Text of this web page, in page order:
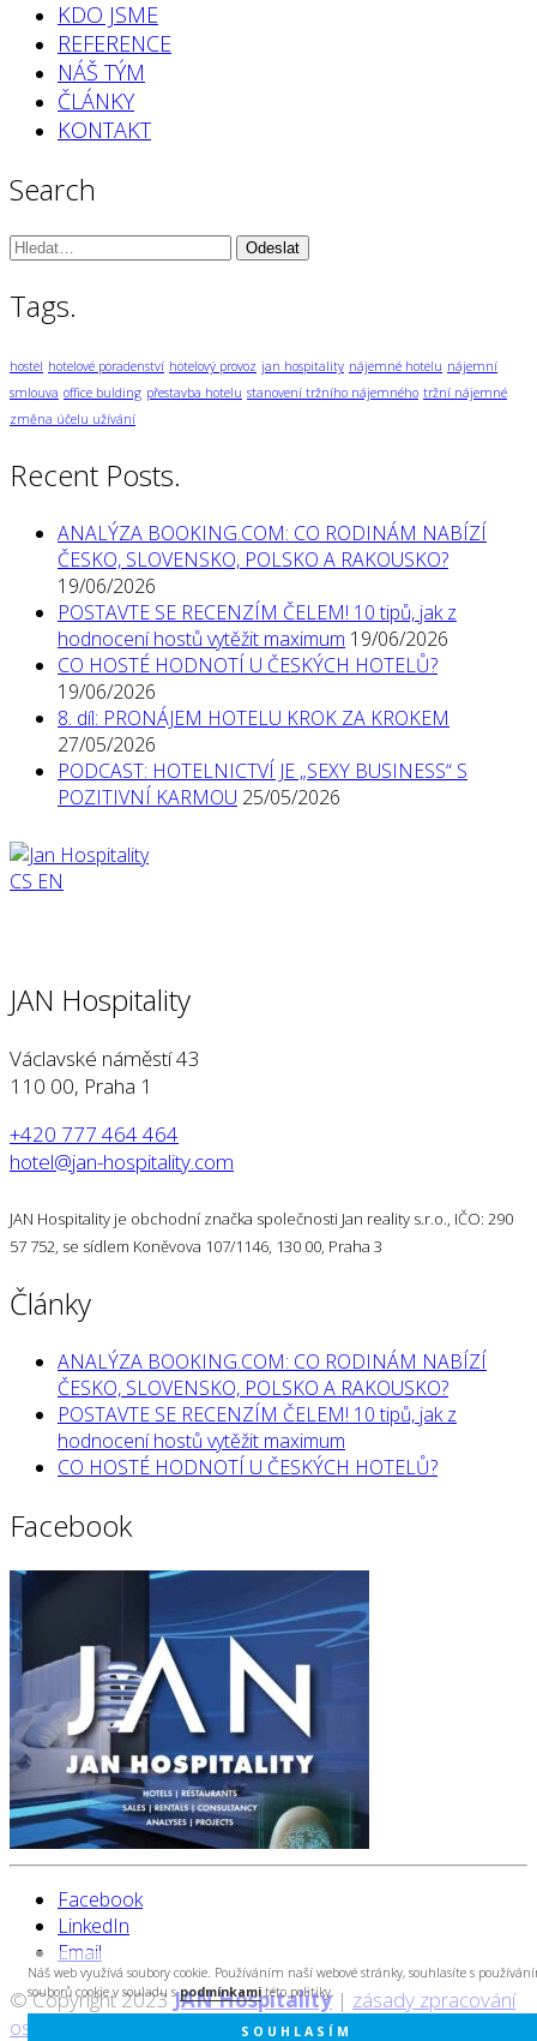
Náš web využívá soubory cookie. Používáním naší webové stránky, souhlasíte s
souborů cookie v souladu spodmínkamitéto politiky.
SOUHLASÍM
KDO JSME
REFERENCE
NÁŠ TÝM
ČLÁNKY
KONTAKT
Search
Vyhledávání:
Tags.
hostel hotelové poradenství hotelový provoz jan hospitality nájemné hotelu nájemní
smlouva office bulding přestavba hotelu stanovení tržního nájemného tržní nájemné
změna účelu užívání
Recent Posts.
ANALÝZA BOOKING.COM: CO RODINÁM NABÍZÍ
ČESKO, SLOVENSKO, POLSKO A RAKOUSKO?
19/06/2026
POSTAVTE SE RECENZÍM ČELEM! 10 tipů, jak z
hodnocení hostů vytěžit maximum 19/06/2026
CO HOSTÉ HODNOTÍ U ČESKÝCH HOTELŮ?
19/06/2026
8. díl: PRONÁJEM HOTELU KROK ZA KROKEM
27/05/2026
PODCAST: HOTELNICTVÍ JE „SEXY BUSINESS“ S
POZITIVNÍ KARMOU 25/05/2026
CS EN
JAN Hospitality
Václavské náměstí 43
110 00, Praha 1
+420 777 464 464
hotel@jan-hospitality.com
JAN Hospitality je obchodní značka společnosti Jan reality s.r.o., IČO: 290
57 752, se sídlem Koněvova 107/1146, 130 00, Praha 3
Články
ANALÝZA BOOKING.COM: CO RODINÁM NABÍZÍ
ČESKO, SLOVENSKO, POLSKO A RAKOUSKO?
POSTAVTE SE RECENZÍM ČELEM! 10 tipů, jak z
hodnocení hostů vytěžit maximum
CO HOSTÉ HODNOTÍ U ČESKÝCH HOTELŮ?
Facebook
Facebook
LinkedIn
Email
© Copyright 2023JAN Hospitality| zásady zpracování
osobních údajů
created by Cyberart